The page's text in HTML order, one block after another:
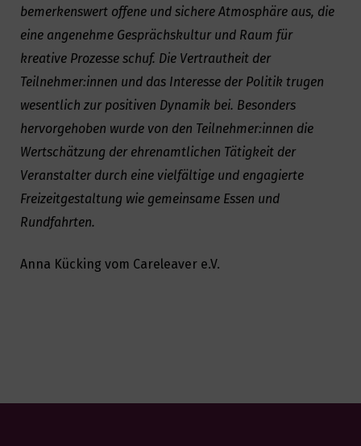
bemerkenswert offene und sichere Atmosphäre aus, die
eine angenehme Gesprächskultur und Raum für
kreative Prozesse schuf. Die Vertrautheit der
Teilnehmer:innen und das Interesse der Politik trugen
wesentlich zur positiven Dynamik bei. Besonders
hervorgehoben wurde von den Teilnehmer:innen die
Wertschätzung der ehrenamtlichen Tätigkeit der
Veranstalter durch eine vielfältige und engagierte
Freizeitgestaltung wie gemeinsame Essen und
Rundfahrten.
Anna Kücking vom Careleaver e.V.